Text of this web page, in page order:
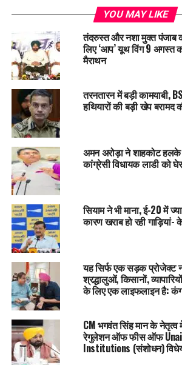
चंडीगढ़ में प्रदूषण का स्तर लगातार कम हो रहा है।
से अधिक था। इसके विपरीत, पंजाब के 5 जिलों में
भी चिंताजनक बना हुआ है। पटियाला सबसे
250 दर्ज किया गया। लुधियाना (245), अमृतसर
प्रमुख शहरों का तापमान
चंडीगढ़: हल्के कोहरे का अलर्ट; दोपहर में धूप।
के बीच।
अमृतसर
: कोहरे का अलर्ट। तापमान 12 से 26
जालंधर: हल्के कोहरे का अलर्ट। तापमान 10 से
लुधियाना: हल्के कोहरे का अलर्ट। तापमान 11 से
पटियाला: हल्के कोहरे का अलर्ट। तापमान 11 से
मोहाली: हल्के कोहरे का अलर्ट; दोपहर में धूप।
निष्कर्ष:पंजाब में कोहरे और ठंड का असर धीरे-धीरे
स्थिति में सुधार की आवश्यकता है, खासकर
के अंत तक बारिश की संभावना नहीं होने के कारण
का प्रभाव बरकरार रह सकता है।
YOU MAY LIKE
तंदरुस्त और नशा मुक्त पंजाब
लिए ‘आप’ यूथ विंग 9 अगस्त
मैराथन
तरनतारन में बड़ी कामयाबी,
हथियारों की बड़ी खेप बरामद
अमन अरोड़ा ने शाहकोट हलके
कांग्रेसी विधायक लाडी को
सियाम ने भी माना, ई-20 में
कारण खराब हो रही गाड़ियां-
यह सिर्फ एक सड़क प्रोजेक्ट
श्रद्धालुओं, किसानों,
के लिए एक लाइफलाइन है:
CM भगवंत सिंह मान के नेतृत्व
रेगुलेशन ऑफ फीस ऑफ
Institutions (संशोधन)